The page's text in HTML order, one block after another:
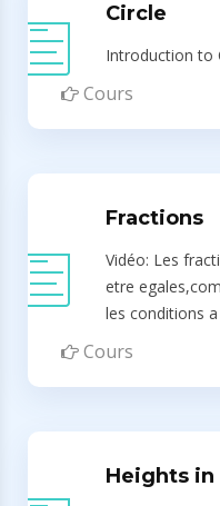
Circle
Introduction to
Cours
Fractions
Vidéo: Les
etre
les conditions
Cours
Heights in